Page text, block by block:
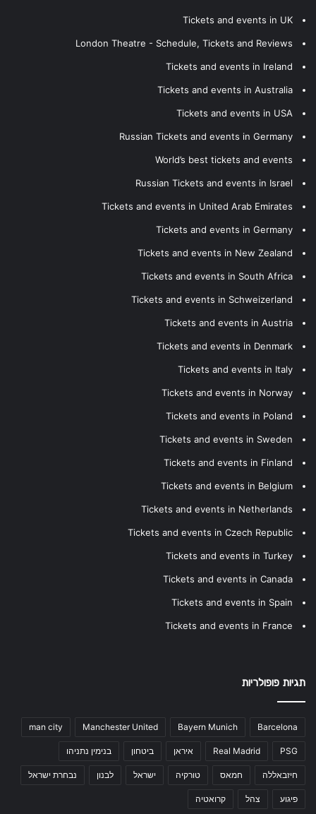
Tickets and events in UK
London Theatre - Schedule, Tickets and Reviews
Tickets and events in Ireland
Tickets and events in Australia
Tickets and events in USA
Russian Tickets and events in Germany
World’s best tickets and events
Russian Tickets and events in Israel
Tickets and events in United Arab Emirates
Tickets and events in Germany
Tickets and events in New Zealand
Tickets and events in South Africa
Tickets and events in Schweizerland
Tickets and events in Austria
Tickets and events in Denmark
Tickets and events in Italy
Tickets and events in Norway
Tickets and events in Poland
Tickets and events in Sweden
Tickets and events in Finland
Tickets and events in Belgium
Tickets and events in Netherlands
Tickets and events in Czech Republic
Tickets and events in Turkey
Tickets and events in Canada
Tickets and events in Spain
Tickets and events in France
תגיות פופולריות
Barcelona
Bayern Munich
Manchester United
man city
PSG
Real Madrid איראן ביטחון בנימין נתניהו
חיזבאללה חמאס טורקיה ישראל לבנון נבחרת ישראל
פיגוע צהל קרואטיה